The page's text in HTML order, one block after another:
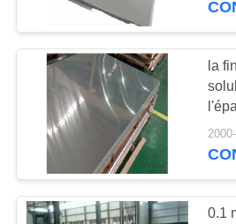
Tuyau rond
inoxydable
la
0.1